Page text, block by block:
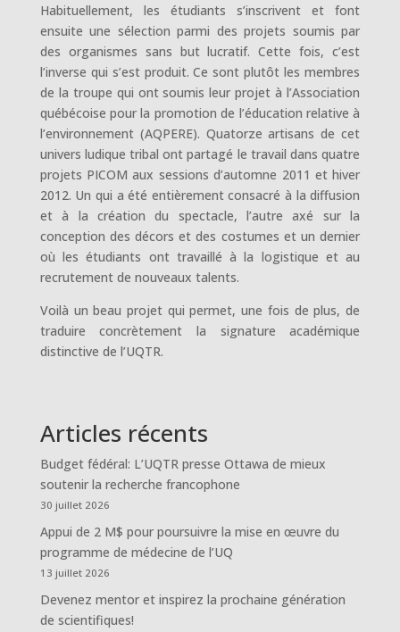
Habituellement, les étudiants s’inscrivent et font
ensuite une sélection parmi des projets soumis par
des organismes sans but lucratif. Cette fois, c’est
l’inverse qui s’est produit. Ce sont plutôt les membres
de la troupe qui ont soumis leur projet à l’Association
québécoise pour la promotion de l’éducation relative à
l’environnement (AQPERE). Quatorze artisans de cet
univers ludique tribal ont partagé le travail dans quatre
projets PICOM aux sessions d’automne 2011 et hiver
2012. Un qui a été entièrement consacré à la diffusion
et à la création du spectacle, l’autre axé sur la
conception des décors et des costumes et un dernier
où les étudiants ont travaillé à la logistique et au
recrutement de nouveaux talents.
Voilà un beau projet qui permet, une fois de plus, de
traduire concrètement la signature académique
distinctive de l’UQTR.
Articles récents
Budget fédéral: L’UQTR presse Ottawa de mieux
soutenir la recherche francophone
30 juillet 2026
Appui de 2 M$ pour poursuivre la mise en œuvre du
programme de médecine de l’UQ
13 juillet 2026
Devenez mentor et inspirez la prochaine génération
de scientifiques!